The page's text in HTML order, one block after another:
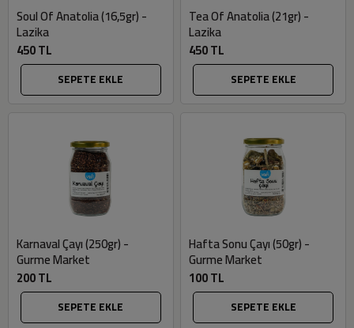
Soul Of Anatolia (16,5gr) -
Lazika
450 TL
SEPETE EKLE
Tea Of Anatolia (21gr) -
Lazika
450 TL
SEPETE EKLE
Karnaval Çayı (250gr) -
Gurme Market
200 TL
SEPETE EKLE
Hafta Sonu Çayı (50gr) -
Gurme Market
100 TL
SEPETE EKLE